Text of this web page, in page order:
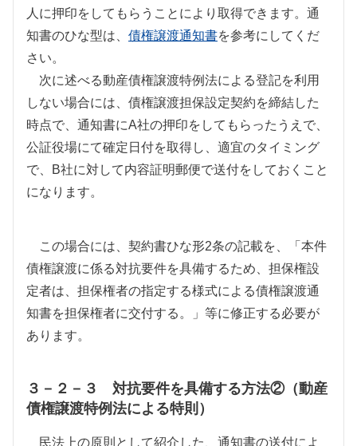
人に押印をしてもらうことにより取得できます。通
知書のひな型は、 債権譲渡通知書を参考にしてくだ
さい。
次に述べる動産債権譲渡特例法による登記を利用
しない場合には、債権譲渡担保設定契約を締結した
時点で、通知書にA社の押印をしてもらったうえで、
公証役場にて確定日付を取得し、適宜のタイミング
で、
B社に対して内容証明郵便で送付をしておくこと
になります。
この場合には、契約書ひな形2条の記載を、「本件
債権譲渡に係る対抗要件を具備するため、担保権設
定者は、担保権者の指定する様式による債権譲渡通
知書を担保権者に交付する。」等に修正する必要が
あります。
３－２－３ 対抗要件を具備する方法②（動産
債権譲渡特例法による特則）
民法上の原則として紹介した、通知書の送付によ